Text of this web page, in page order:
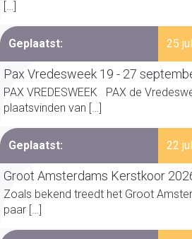
[…]
Geplaatst: 25 jul
Pax Vredesweek 19 - 27
PAX VREDESWEEK PAX de
plaatsvinden van […]
Geplaatst: 22 jul
Groot Amsterdams Kerstkoor
Zoals bekend treedt het Groot
paar […]